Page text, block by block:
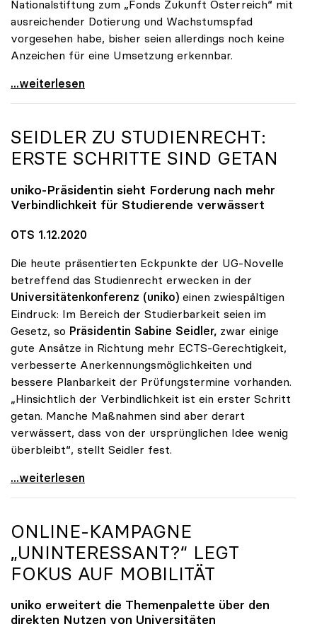
Nationalstiftung zum „Fonds Zukunft Österreich“ mit
ausreichender Dotierung und Wachstumspfad
vorgesehen habe, bisher seien allerdings noch keine
Anzeichen für eine Umsetzung erkennbar.
uniko unterstützt Petition zu Dotierung des „Fonds
...weiterlesen
SEIDLER ZU STUDIENRECHT:
ERSTE SCHRITTE SIND GETAN
uniko-Präsidentin sieht Forderung nach mehr
Verbindlichkeit für Studierende verwässert
OTS 1.12.2020
Die heute präsentierten Eckpunkte der UG-Novelle
betreffend das Studienrecht erwecken in der
Universitätenkonferenz (uniko) einen zwiespältigen
Eindruck: Im Bereich der Studierbarkeit seien im
Gesetz, so Präsidentin Sabine Seidler, zwar einige
gute Ansätze in Richtung mehr ECTS-Gerechtigkeit,
verbesserte Anerkennungsmöglichkeiten und
bessere Planbarkeit der Prüfungstermine vorhanden.
„Hinsichtlich der Verbindlichkeit ist ein erster Schritt
getan. Manche Maßnahmen sind aber derart
verwässert, dass von der ursprünglichen Idee wenig
überbleibt“, stellt Seidler fest.
Seidler zu Studienrecht: Erste Schritte sind getan
...weiterlesen
ONLINE-KAMPAGNE
„UNINTERESSANT?“ LEGT
FOKUS AUF MOBILITÄT
uniko erweitert die Themenpalette über den
direkten Nutzen von Universitäten